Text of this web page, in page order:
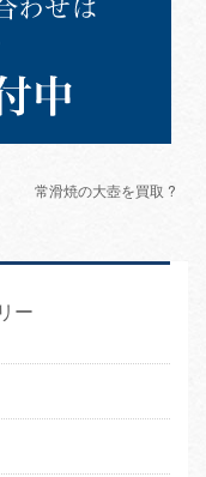
常滑焼の大壺を買取 ?
ー